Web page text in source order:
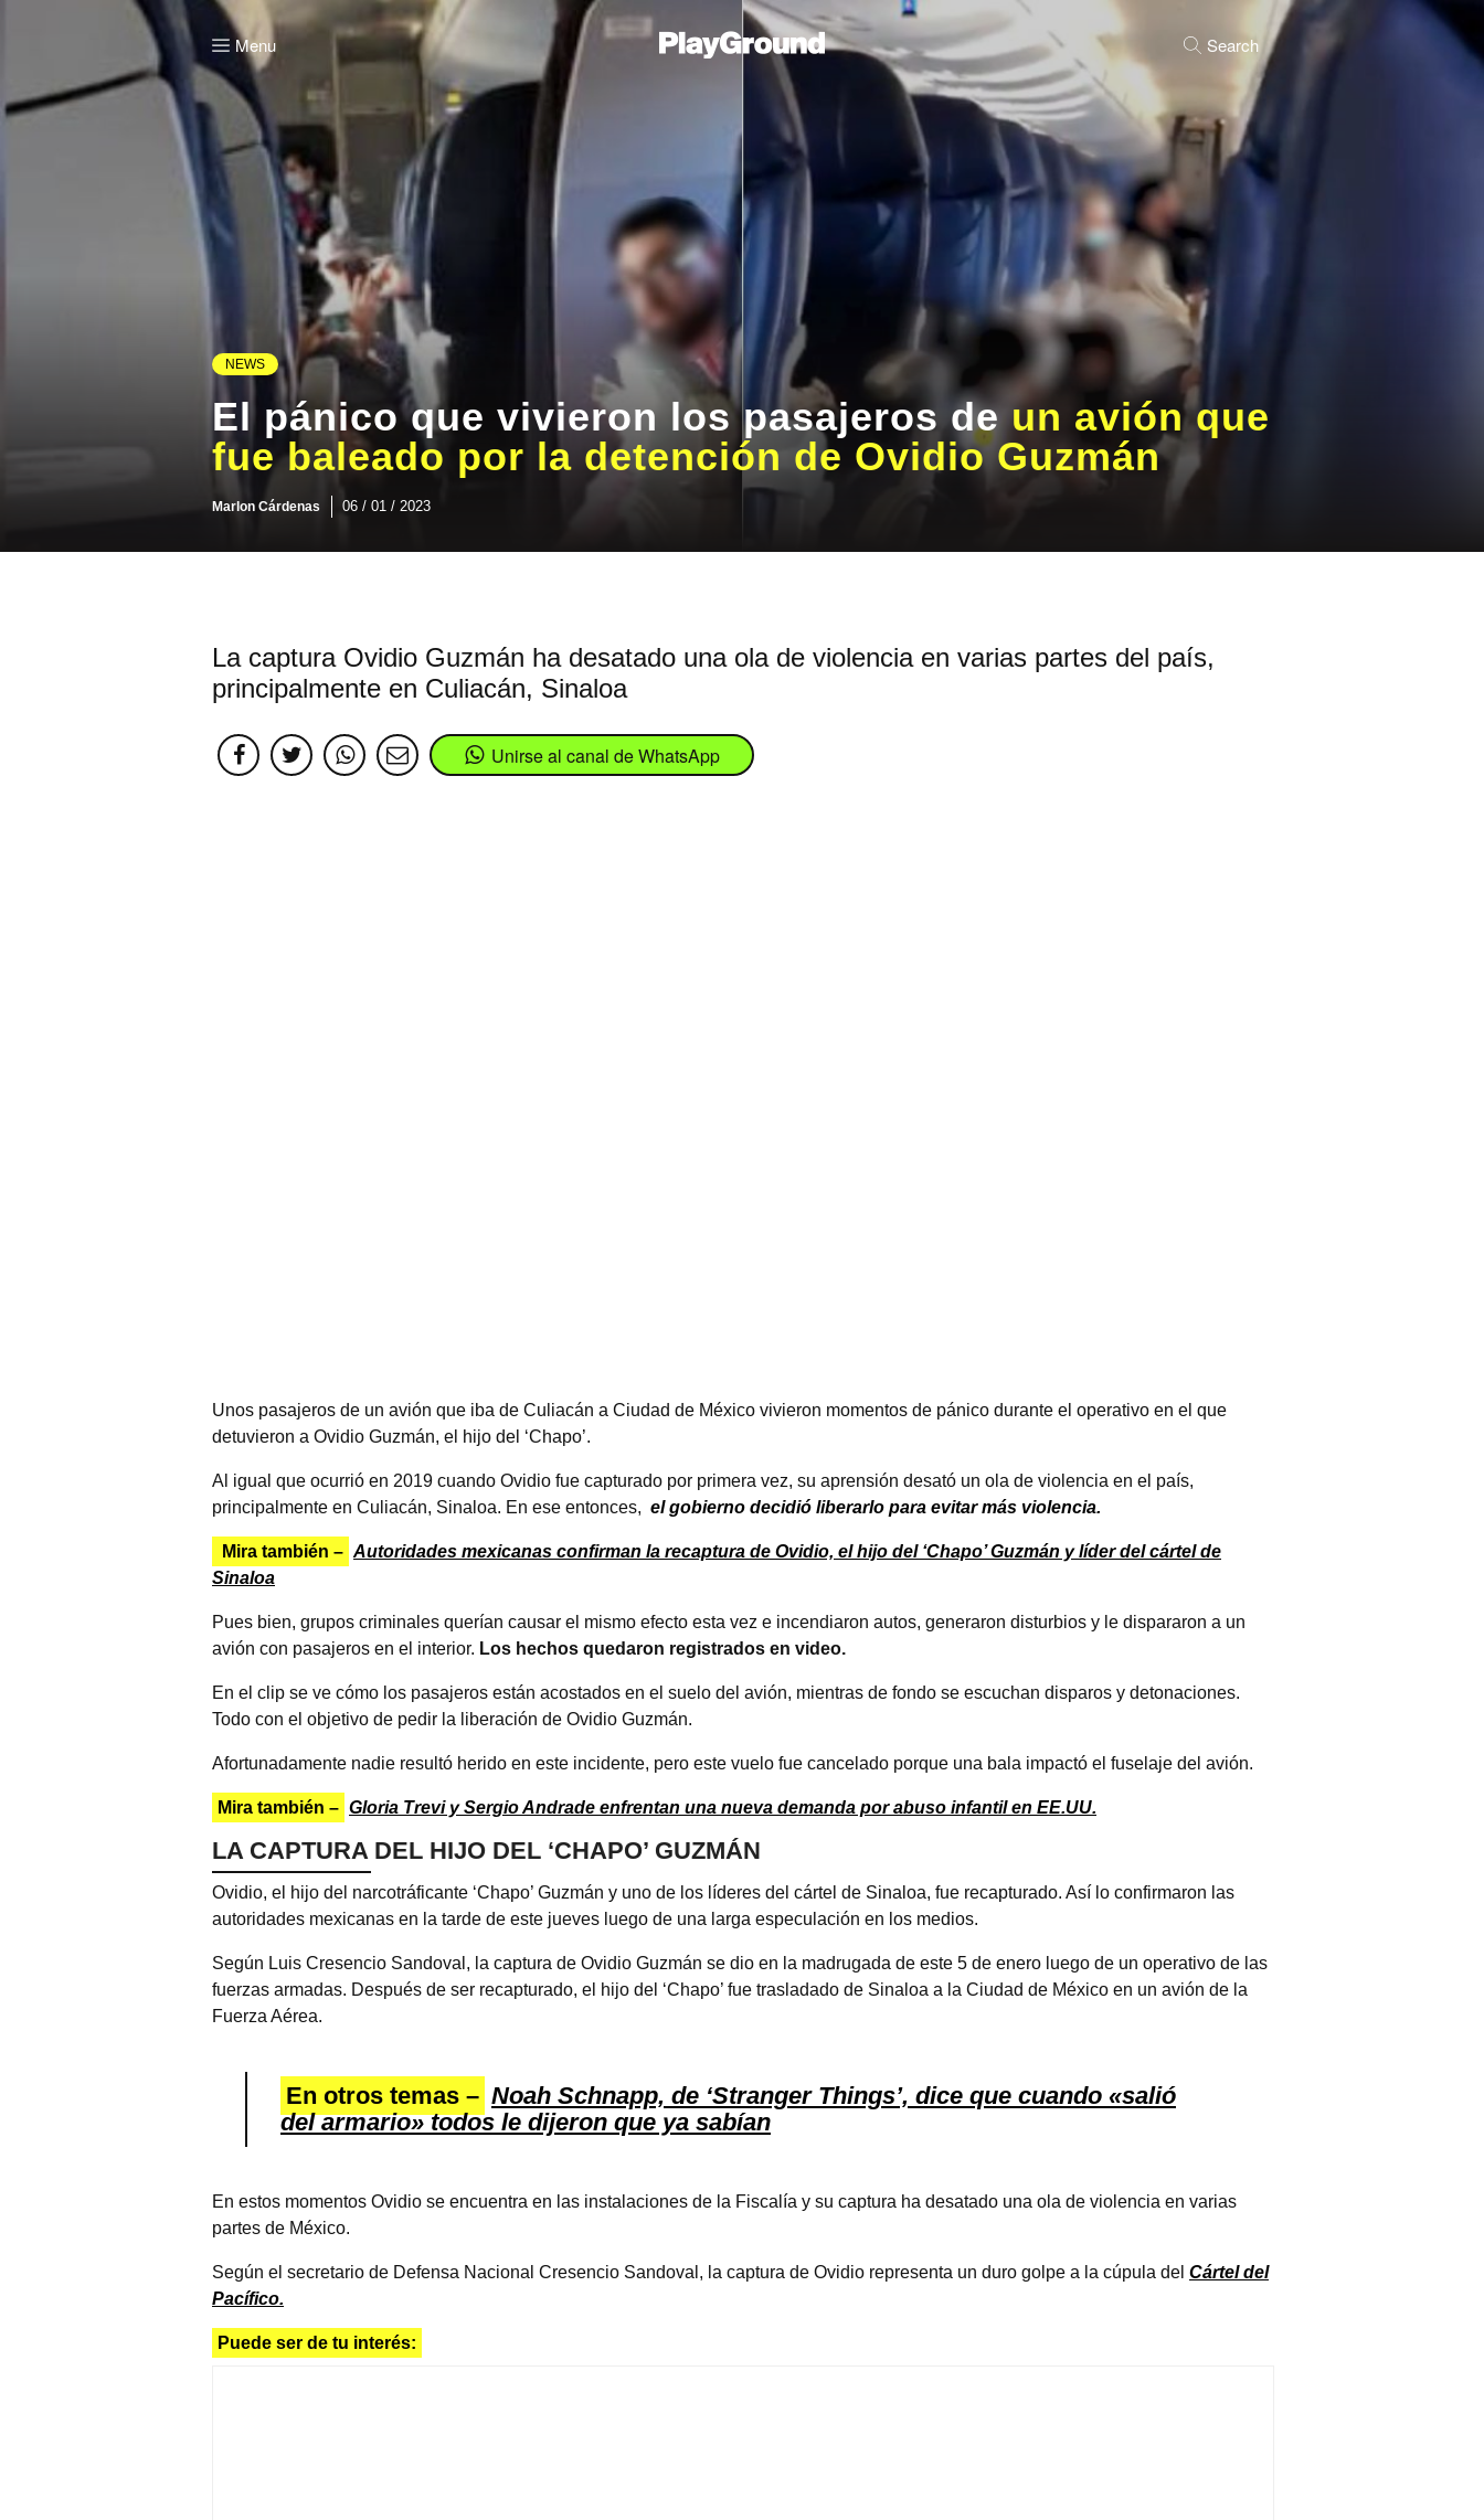
Menu Search
NEWS
El pánico que vivieron los pasajeros de un avión que
fue baleado por la detención de Ovidio Guzmán
Marlon Cárdenas 06 / 01 / 2023
La captura Ovidio Guzmán ha desatado una ola de violencia en varias partes del país,
principalmente en Culiacán, Sinaloa
Unirse al canal de WhatsApp
Unos pasajeros de un avión que iba de Culiacán a Ciudad de México vivieron momentos de pánico durante el operativo en el que
detuvieron a Ovidio Guzmán, el hijo del ‘Chapo’.
Al igual que ocurrió en 2019 cuando Ovidio fue capturado por primera vez, su aprensión desató un ola de violencia en el país,
principalmente en Culiacán, Sinaloa. En ese entonces, el gobierno decidió liberarlo para evitar más violencia.
Mira también – Autoridades mexicanas confirman la recaptura de Ovidio, el hijo del ‘Chapo’ Guzmán y líder del cártel de
Sinaloa
Pues bien, grupos criminales querían causar el mismo efecto esta vez e incendiaron autos, generaron disturbios y le dispararon a un
avión con pasajeros en el interior. Los hechos quedaron registrados en video.
En el clip se ve cómo los pasajeros están acostados en el suelo del avión, mientras de fondo se escuchan disparos y detonaciones.
Todo con el objetivo de pedir la liberación de Ovidio Guzmán.
Afortunadamente nadie resultó herido en este incidente, pero este vuelo fue cancelado porque una bala impactó el fuselaje del avión.
Mira también – Gloria Trevi y Sergio Andrade enfrentan una nueva demanda por abuso infantil en EE.UU.
LA CAPTURA DEL HIJO DEL ‘CHAPO’ GUZMÁN
Ovidio, el hijo del narcotráficante ‘Chapo’ Guzmán y uno de los líderes del cártel de Sinaloa, fue recapturado. Así lo confirmaron las
autoridades mexicanas en la tarde de este jueves luego de una larga especulación en los medios.
Según Luis Cresencio Sandoval, la captura de Ovidio Guzmán se dio en la madrugada de este 5 de enero luego de un operativo de las
fuerzas armadas. Después de ser recapturado, el hijo del ‘Chapo’ fue trasladado de Sinaloa a la Ciudad de México en un avión de la
Fuerza Aérea.
En otros temas – Noah Schnapp, de ‘Stranger Things’, dice que cuando «salió
del armario» todos le dijeron que ya sabían
En estos momentos Ovidio se encuentra en las instalaciones de la Fiscalía y su captura ha desatado una ola de violencia en varias
partes de México.
Según el secretario de Defensa Nacional Cresencio Sandoval, la captura de Ovidio representa un duro golpe a la cúpula del Cártel del
Pacífico.
Puede ser de tu interés: